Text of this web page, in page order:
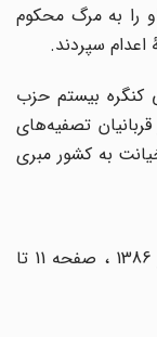
او را به مرگ محکوم
۱۳۳۲، و در پی کنگره بیستم حزب
گروهی از قربانیان تصفیه‌های
به کشور مبری
فصلنامه مطالعات تاریخی ، شماره 16 ، بهار 1386 ، صفحه 11 تا